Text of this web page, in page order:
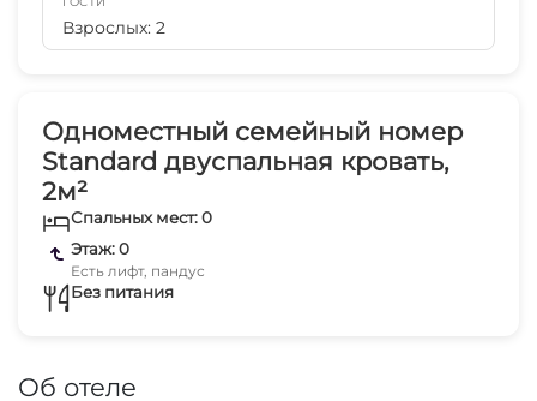
Одноместный семейный номер
Standard двуспальная кровать,
2м²
Спальных мест: 0
Этаж: 0
Есть лифт, пандус
Без питания
Об отеле
Взрослых: 2